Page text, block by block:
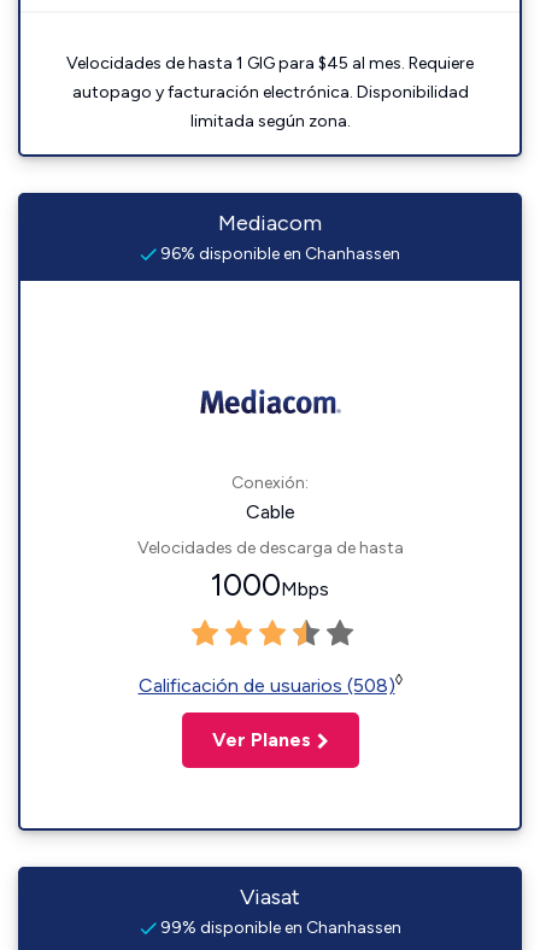
Velocidades de hasta 1 GIG para $45 al mes. Requiere
autopago y facturación electrónica. Disponibilidad
limitada según zona.
Mediacom
96% disponible en Chanhassen
Conexión:
Cable
Velocidades de descarga de hasta
1000Mbps
Calificación de usuarios (508)◊
Ver Planes
Viasat
99% disponible en Chanhassen